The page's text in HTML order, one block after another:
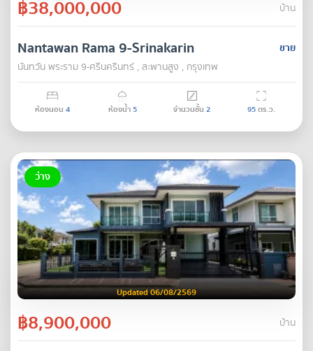
฿38,000,000 บ้าน
ขาย
Nantawan Rama 9-Srinakarin
นันทวัน พระราม 9-ศรีนครินทร์ , สะพานสูง , กรุงเทพ
ห้องนอน 4 ห้องน้ำ5 จำนวนชั้น 2 95ตร.ว.
ว่าง
Updated 06/08/2569
฿8,900,000 บ้าน